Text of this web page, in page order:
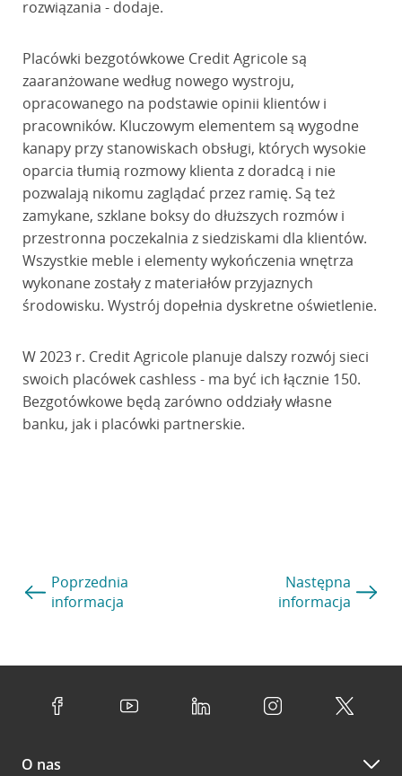
rozwiązania - dodaje.
Placówki bezgotówkowe Credit Agricole są
zaaranżowane według nowego wystroju,
opracowanego na podstawie opinii klientów i
pracowników. Kluczowym elementem są wygodne
kanapy przy stanowiskach obsługi, których wysokie
oparcia tłumią rozmowy klienta z doradcą i nie
pozwalają nikomu zaglądać przez ramię. Są też
zamykane, szklane boksy do dłuższych rozmów i
przestronna poczekalnia z siedziskami dla klientów.
Wszystkie meble i elementy wykończenia wnętrza
wykonane zostały z materiałów przyjaznych
środowisku. Wystrój dopełnia dyskretne oświetlenie.
W 2023 r. Credit Agricole planuje dalszy rozwój sieci
swoich placówek cashless - ma być ich łącznie 150.
Bezgotówkowe będą zarówno oddziały własne
banku, jak i placówki partnerskie.
Poprzednia
informacja
Następna
informacja
O nas